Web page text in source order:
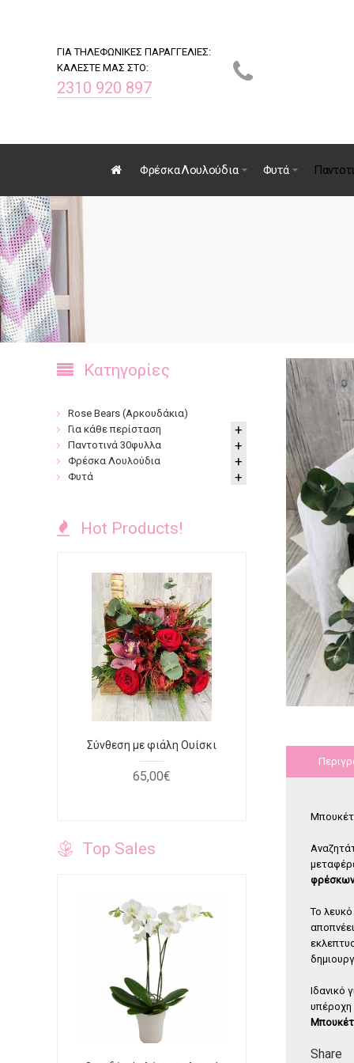
ΓΙΑ ΤΗΛΕΦΩΝΙΚΕΣ ΠΑΡΑΓΓΕΛΙΕΣ:
ΚΑΛΕΣΤΕ ΜΑΣ ΣΤΟ:
2310 920 897
Φρέσκα Λουλούδια Φυτά
Το
Ιδανικό
υπέροχη
Share
Κατηγορίες
Rose Bears (Αρκουδάκια)
Για κάθε περίσταση
Παντοτινά 30φυλλα
Φρέσκα Λουλούδια
Φυτά
Hot Products!
Σύνθεση με φιάλη Ουίσκι
65,00€
κόκκινο
Top Sales